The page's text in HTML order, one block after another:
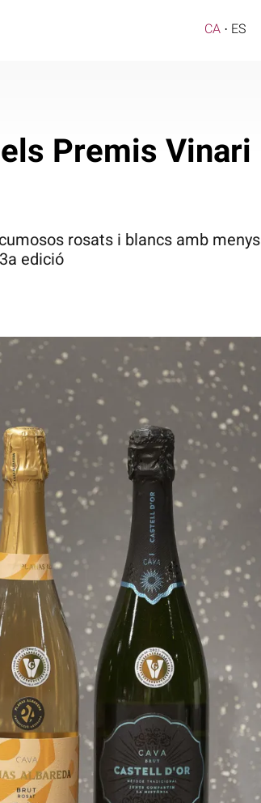
CA ES
Premis Vinari
rosats i blancs amb menys
edició